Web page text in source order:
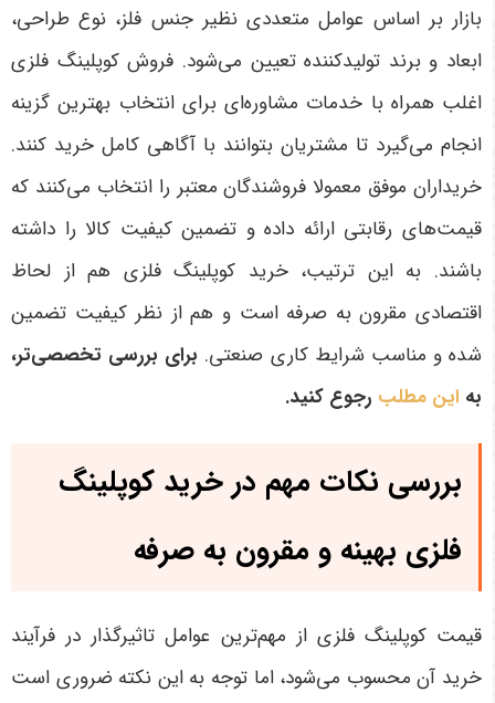
بازار بر اساس عوامل متعددی نظیر جنس فلز، نوع طراحی،
ابعاد و برند تولیدکننده تعیین می‌شود. فروش کوپلینگ فلزی
اغلب همراه با خدمات مشاوره‌ای برای انتخاب بهترین گزینه
انجام می‌گیرد تا مشتریان بتوانند با آگاهی کامل خرید کنند.
خریداران موفق معمولا فروشندگان معتبر را انتخاب می‌کنند که
قیمت‌های رقابتی ارائه داده و تضمین کیفیت کالا را داشته
باشند. به این ترتیب، خرید کوپلینگ فلزی هم از لحاظ
اقتصادی مقرون به صرفه است و هم از نظر کیفیت تضمین
شده و مناسب شرایط کاری صنعتی. برای بررسی تخصصی‌تر،
به این مطلب رجوع کنید.
بررسی نکات مهم در خرید کوپلینگ
فلزی بهینه و مقرون به صرفه
قیمت کوپلینگ فلزی از مهم‌ترین عوامل تاثیرگذار در فرآیند
خرید آن محسوب می‌شود، اما توجه به این نکته ضروری است